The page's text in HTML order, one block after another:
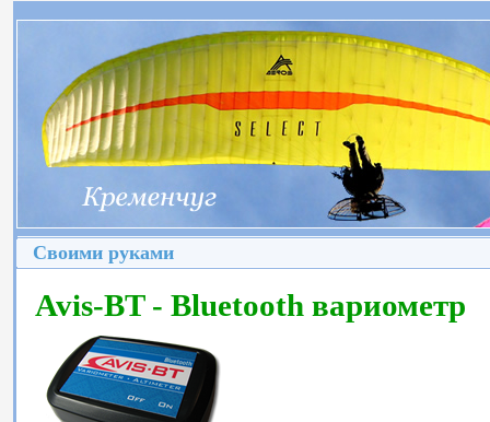
Своими руками
Avis-BT - Bluetooth вариометр